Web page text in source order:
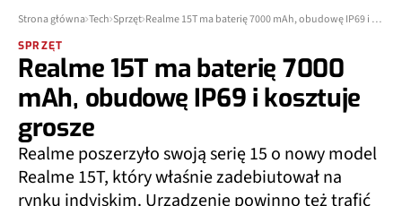
Strona główna Tech Sprzęt Realme 15T ma baterię 7000 mAh, obudowę IP69 i kosztuje grosze
SPRZĘT
Realme 15T ma baterię 7000
mAh, obudowę IP69 i kosztuje
grosze
Realme poszerzyło swoją serię 15 o nowy model
Realme 15T, który właśnie zadebiutował na
rynku indyjskim. Urządzenie powinno też trafić